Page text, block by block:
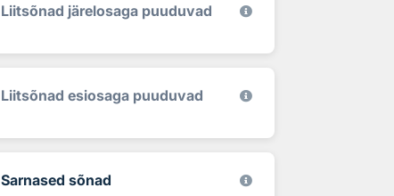
Liitsõnad järelosaga puuduvad
Liitsõnad esiosaga puuduvad
Sarnased sõnad